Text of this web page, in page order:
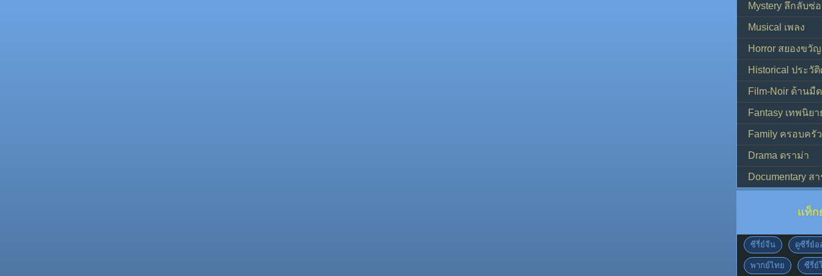
Mystery ลึกลับซ่
Musical เพลง
Horror สยองขวัญ
Historical ประวั
Film-Noir ด้านมื
Fantasy เทพนิยา
Family ครอบครัว
Drama ดราม่า
Documentary ส
แท็ก
ซีรี่ย์จีน ดูซีรี่ย์อ
พากย์ไทย ซีรี่ย์